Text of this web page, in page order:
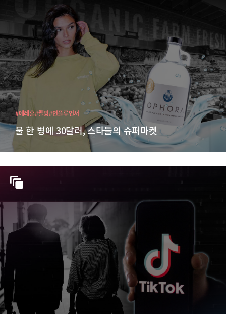
물 한 병에 30달러, 스타들의 슈퍼마켓
#에레혼#웰빙#인플루언서